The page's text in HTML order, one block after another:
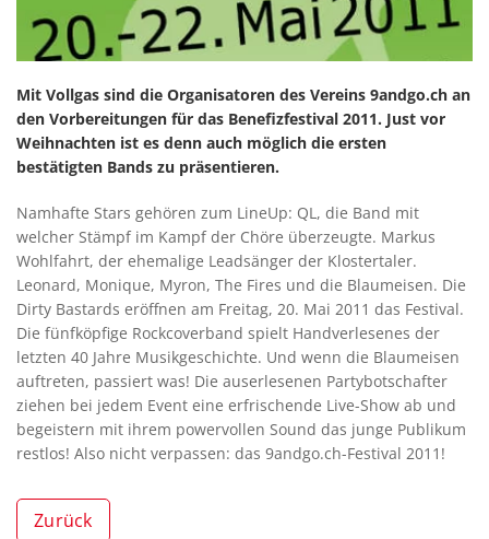
Mit Vollgas sind die Organisatoren des Vereins 9andgo.ch an
den Vorbereitungen für das Benefizfestival 2011. Just vor
Weihnachten ist es denn auch möglich die ersten
bestätigten Bands zu präsentieren.
Namhafte Stars gehören zum LineUp: QL, die Band mit
welcher Stämpf im Kampf der Chöre überzeugte. Markus
Wohlfahrt, der ehemalige Leadsänger der Klostertaler.
Leonard, Monique, Myron, The Fires und die Blaumeisen. Die
Dirty Bastards eröffnen am Freitag, 20. Mai 2011 das Festival.
Die fünfköpfige Rockcoverband spielt Handverlesenes der
letzten 40 Jahre Musikgeschichte. Und wenn die Blaumeisen
auftreten, passiert was! Die auserlesenen Partybotschafter
ziehen bei jedem Event eine erfrischende Live-Show ab und
begeistern mit ihrem powervollen Sound das junge Publikum
restlos! Also nicht verpassen: das 9andgo.ch-Festival 2011!
Zurück